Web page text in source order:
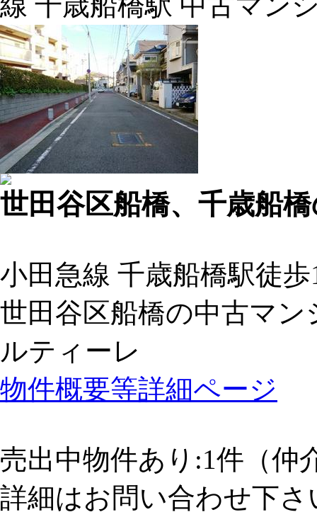
世田谷区船橋、千歳船
小田急線 千歳船橋駅徒歩
世田谷区船橋の中古マ
ルティーレ
物件概要等詳細ページ
売出中物件あり:1件（仲
詳細はお問い合わせ下